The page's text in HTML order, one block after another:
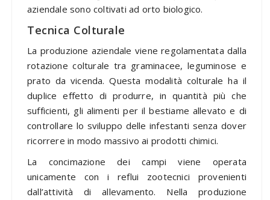
aziendale sono coltivati ad orto biologico.
Tecnica Colturale
La produzione aziendale viene regolamentata dalla
rotazione colturale tra graminacee, leguminose e
prato da vicenda. Questa modalità colturale ha il
duplice effetto di produrre, in quantità più che
sufficienti, gli alimenti per il bestiame allevato e di
controllare lo sviluppo delle infestanti senza dover
ricorrere in modo massivo ai prodotti chimici.
La concimazione dei campi viene operata
unicamente con i reflui zootecnici provenienti
dall’attività di allevamento. Nella produzione